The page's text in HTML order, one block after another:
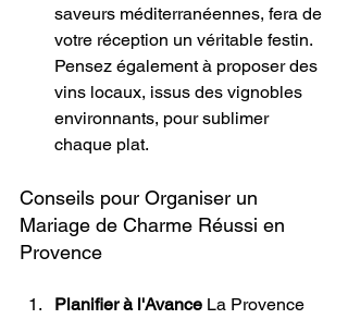
saveurs méditerranéennes, fera de
votre réception un véritable festin.
Pensez également à proposer des
vins locaux, issus des vignobles
environnants, pour sublimer
chaque plat.
Conseils pour Organiser un
Mariage de Charme Réussi en
Provence
Planifier à l'Avance La Provence